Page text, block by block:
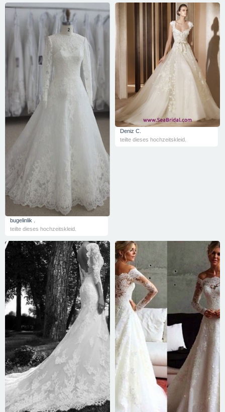
bugelinlik .
teilte dieses hochzeitskleid.
Deniz C.
teilte dieses hochzeitskleid.